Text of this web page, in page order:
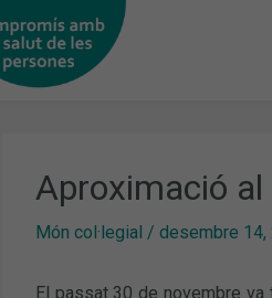
Aproximació
Món col·legial / desembre 14,
El passat 30 de novembre va